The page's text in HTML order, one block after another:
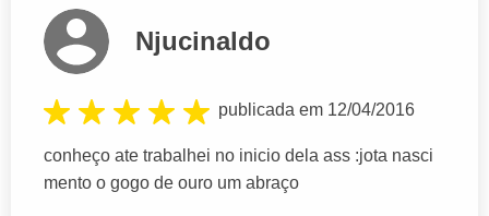
Njucinaldo
publicada em 12/04/2016
conheço ate trabalhei no inicio dela ass :jota nasci
mento o gogo de ouro um abraço